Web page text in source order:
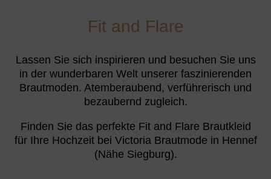
Fit and Flare
Lassen Sie sich inspirieren und besuchen Sie uns
in der wunderbaren Welt unserer faszinierenden
Brautmoden. Atemberaubend, verführerisch und
bezaubernd zugleich.
Finden Sie das perfekte Fit and Flare Brautkleid
für Ihre Hochzeit bei Victoria Brautmode in Hennef
(Nähe Siegburg).